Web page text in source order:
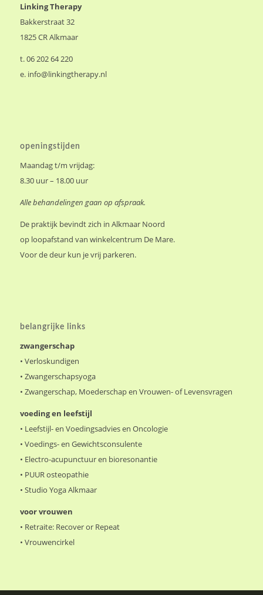
Linking Therapy
Bakkerstraat 32
1825 CR Alkmaar
t. 06 202 64 220
e. info@linkingtherapy.nl
openingstijden
Maandag t/m vrijdag:
8.30 uur – 18.00 uur
Alle behandelingen gaan op afspraak.
De praktijk bevindt zich in Alkmaar Noord
op loopafstand van winkelcentrum De Mare.
Voor de deur kun je vrij parkeren.
belangrijke links
zwangerschap
• Verloskundigen
• Zwangerschapsyoga
• Zwangerschap, Moederschap en Vrouwen- of Levensvragen
voeding en leefstijl
• Leefstijl- en Voedingsadvies en Oncologie
• Voedings- en Gewichtsconsulente
• Electro-acupunctuur en bioresonantie
• PUUR osteopathie
• Studio Yoga Alkmaar
voor vrouwen
• Retraite: Recover or Repeat
• Vrouwencirkel